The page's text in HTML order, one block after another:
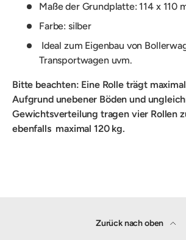
Maße der Grundplatte: 114 x 110
Farbe: silber
Ideal zum Eigenbau von
Transportwagen uvm.
Bitte beachten: Eine Rolle trägt
Aufgrund unebener Böden und
Gewichtsverteilung tragen vier Rollen
ebenfalls maximal 120 kg.
Zurück nach oben